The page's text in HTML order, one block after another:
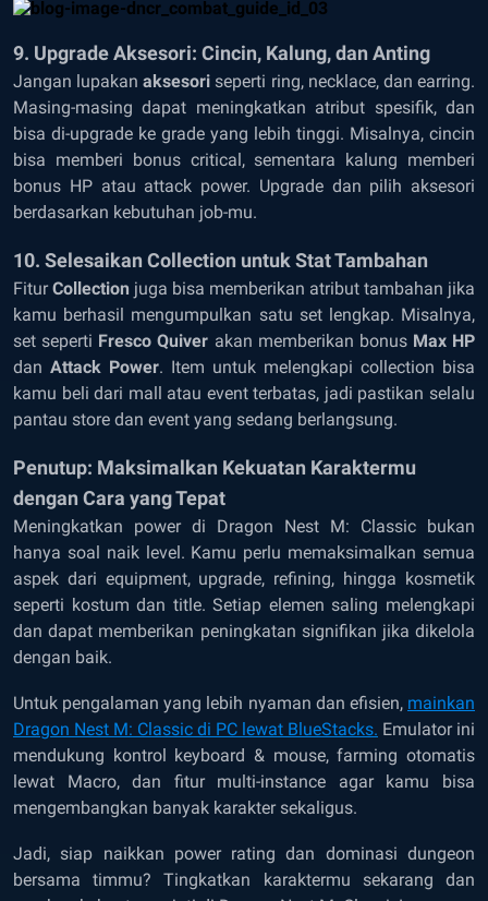
9. Upgrade Aksesori: Cincin, Kalung, dan Anting
Jangan lupakanaksesori seperti ring, necklace, dan earring.
Masing-masing dapat meningkatkan atribut spesifik, dan
bisa di-upgrade ke grade yang lebih tinggi. Misalnya, cincin
bisa memberi bonus critical, sementara kalung memberi
bonus HP atau attack power. Upgrade dan pilih aksesori
berdasarkan kebutuhan job-mu.
10. Selesaikan Collection untuk Stat Tambahan
FiturCollection juga bisa memberikan atribut tambahan jika
kamu berhasil mengumpulkan satu set lengkap. Misalnya,
set seperti Fresco Quiver akan memberikan bonus Max HP
dan Attack Power. Item untuk melengkapi collection bisa
kamu beli dari mall atau event terbatas, jadi pastikan selalu
pantau store dan event yang sedang berlangsung.
Penutup: Maksimalkan Kekuatan Karaktermu
dengan Cara yang Tepat
Meningkatkan power di Dragon Nest M: Classic bukan
hanya soal naik level. Kamu perlu memaksimalkan semua
aspek dari equipment, upgrade, refining, hingga kosmetik
seperti kostum dan title. Setiap elemen saling melengkapi
dan dapat memberikan peningkatan signifikan jika dikelola
dengan baik.
Untuk pengalaman yang lebih nyaman dan efisien, mainkan
Dragon Nest M: Classic di PC lewat BlueStacks. Emulator ini
mendukung kontrol keyboard & mouse, farming otomatis
lewat Macro, dan fitur multi-instance agar kamu bisa
mengembangkan banyak karakter sekaligus.
Jadi, siap naikkan power rating dan dominasi dungeon
bersama timmu? Tingkatkan karaktermu sekarang dan